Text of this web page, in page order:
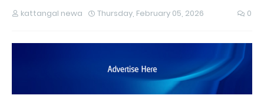
kattangal newa Thursday, February 05, 2026 0